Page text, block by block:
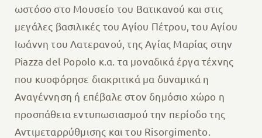
ωστόσο στο Μουσείο του Βατικανού και στις
μεγάλες βασιλικές του Αγίου Πέτρου, του Αγίου
Ιωάννη του Λατερανού, της Αγίας Μαρίας στην
Piazza del Popolo κ.α. τα μοναδικά έργα τέχνης
που κυοφόρησε διακριτικά μα δυναμικά η
Αναγέννηση ή επέβαλε στον δημόσιο χώρο η
προσπάθεια εντυπωσιασμού την περίοδο της
Αντιμεταρρύθμισης και του Risorgimento.